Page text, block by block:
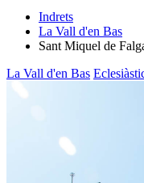
Indrets
La Vall d'en Bas
Sant Miquel de
La Vall d'en Bas